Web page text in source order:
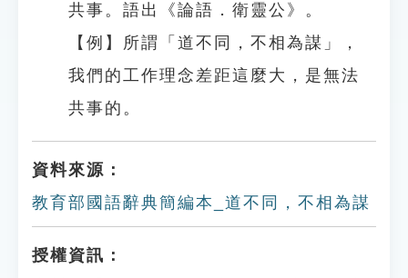
共事。語出《論語．衛靈公》。
【例】所謂「道不同，不相為謀」，
我們的工作理念差距這麼大，是無法
共事的。
資料來源：
教育部國語辭典簡編本_道不同，不相為謀
授權資訊：